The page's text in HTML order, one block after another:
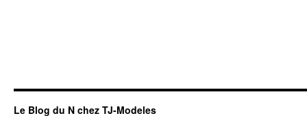
Le Blog du N chez TJ-Modeles